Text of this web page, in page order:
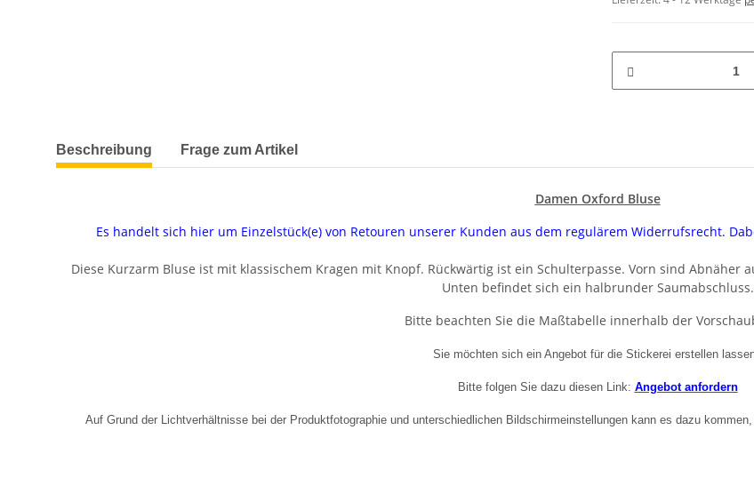
weitere Registerkarten anzeigen
Beschreibung Frage zum Artikel
Damen Oxford Bluse
Es handelt sich hier um Einzelstück(e) von Retouren unserer Kunden aus dem regulärem Widerrufsrecht.
Diese Kurzarm Bluse ist mit klassischem Kragen mit Knopf. Rückwärtig ist ein Schulterpasse. Vorn sind Abnäher
Unten befindet sich ein halbrunder Saumabschluss.
Bitte beachten Sie die Maßtabelle innerhalb der
Sie möchten sich ein Angebot für die Stickerei erstellen
Bitte folgen Sie dazu diesen Link: Angebot anfordern
Auf Grund der Lichtverhältnisse bei der Produktfotographie und unterschiedlichen Bildschirmeinstellungen kann es dazu